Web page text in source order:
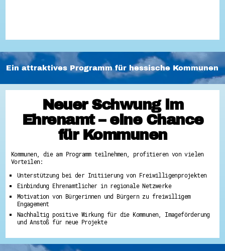
Ein attraktives Programm für hessische Kommunen
Neuer Schwung im
Ehrenamt – eine Chance
für Kommunen
Kommunen, die am Programm teilnehmen, profitieren von vielen
Vorteilen:
Unterstützung bei der Initiierung von Freiwilligenprojekten
Einbindung Ehrenamtlicher in regionale Netzwerke
Motivation von Bürgerinnen und Bürgern zu freiwilligem
Engagement
Nachhaltig positive Wirkung für die Kommunen, Imageförderung
und Anstoß für neue Projekte